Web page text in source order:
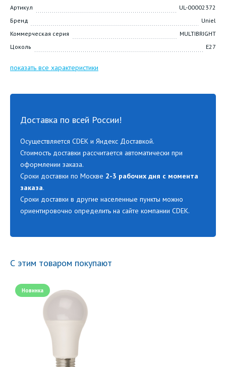
Артикул
UL-00002372
Бренд
Uniel
Коммерческая серия
MULTIBRIGHT
Цоколь
E27
показать все характеристики
Доставка по всей России!
Осуществляется CDEK и Яндекс Доставкой.
Стоимость доставки рассчитается автоматически при
оформлении заказа.
Сроки доставки по Москве 2-3 рабочих дня с момента
заказа.
Сроки доставки в другие населенные пункты можно
ориентировочно определить на сайте компании CDEK.
С этим товаром покупают
Новинка